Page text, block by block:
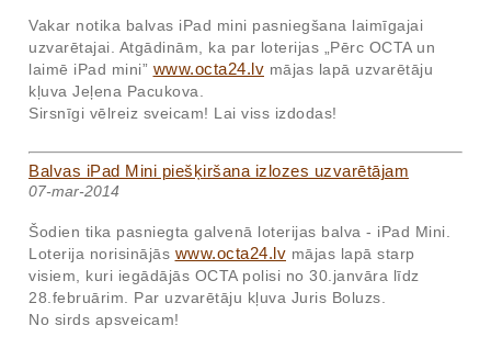
Vakar notika balvas iPad mini pasniegšana laimīgajai
uzvarētajai. Atgādinām, ka par loterijas „Pērc OCTA un
laimē iPad mini” www.octa24.lv mājas lapā uzvarētāju
kļuva Jeļena Pacukova.
Sirsnīgi vēlreiz sveicam! Lai viss izdodas!
Balvas iPad Mini piešķiršana izlozes uzvarētājam
07-mar-2014
Šodien tika pasniegta galvenā loterijas balva - iPad Mini.
Loterija norisinājās www.octa24.lv mājas lapā starp
visiem, kuri iegādājās OCTA polisi no 30.janvāra līdz
28.februārim. Par uzvarētāju kļuva Juris Boluzs.
No sirds apsveicam!